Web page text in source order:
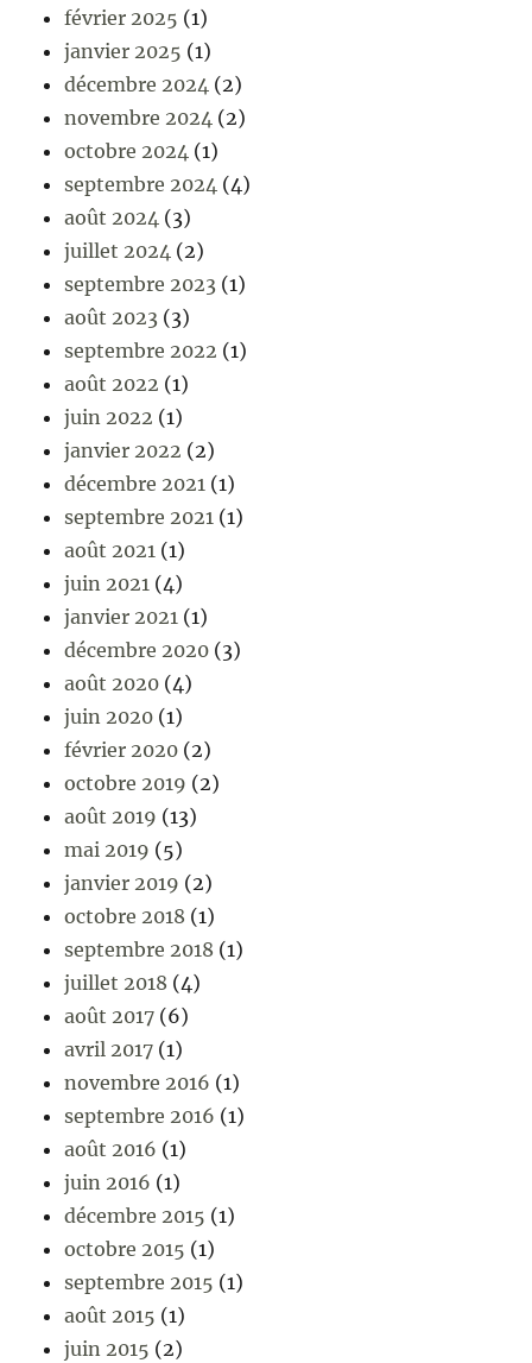
février 2025 (1)
janvier 2025 (1)
décembre 2024 (2)
novembre 2024 (2)
octobre 2024 (1)
septembre 2024 (4)
août 2024 (3)
juillet 2024 (2)
septembre 2023 (1)
août 2023 (3)
septembre 2022 (1)
août 2022 (1)
juin 2022 (1)
janvier 2022 (2)
décembre 2021 (1)
septembre 2021 (1)
août 2021 (1)
juin 2021 (4)
janvier 2021 (1)
décembre 2020 (3)
août 2020 (4)
juin 2020 (1)
février 2020 (2)
octobre 2019 (2)
août 2019 (13)
mai 2019 (5)
janvier 2019 (2)
octobre 2018 (1)
septembre 2018 (1)
juillet 2018 (4)
août 2017 (6)
avril 2017 (1)
novembre 2016 (1)
septembre 2016 (1)
août 2016 (1)
juin 2016 (1)
décembre 2015 (1)
octobre 2015 (1)
septembre 2015 (1)
août 2015 (1)
juin 2015 (2)